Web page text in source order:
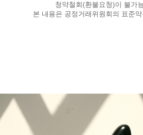
청약철회(환불요청)이 불가
본 내용은 공정거래위원회의 표준